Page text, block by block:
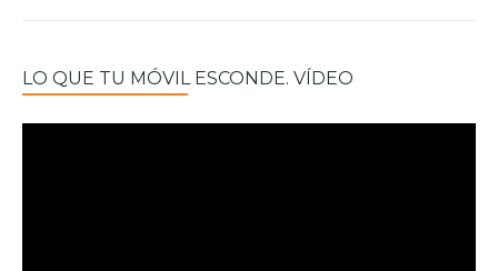
LO QUE TU MÓVIL ESCONDE. VÍDEO